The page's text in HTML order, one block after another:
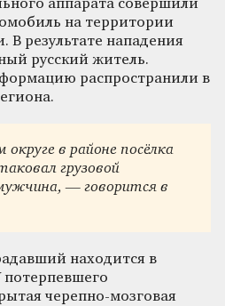
аппарата совершили
на территории
В результате нападения
русский житель.
распространили в
в районе посёлка
грузовой
— говорится в
находится в
потерпевшего
черепно-мозговая